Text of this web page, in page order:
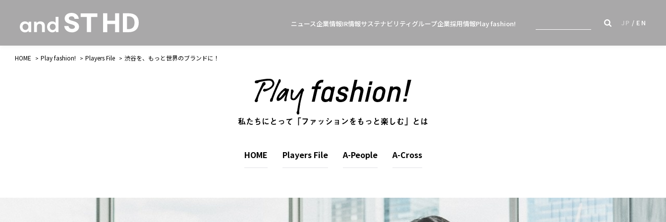
ニュース企業情報IR情報サステナビリティ グループ企業採用情報Play fashion! JP EN
HOME Play fashion! Players File 渋谷を、もっと世界のブランドに！
私たちにとって「ファッションをもっと楽しむ」とは
HOME Players File A-People A-Cross